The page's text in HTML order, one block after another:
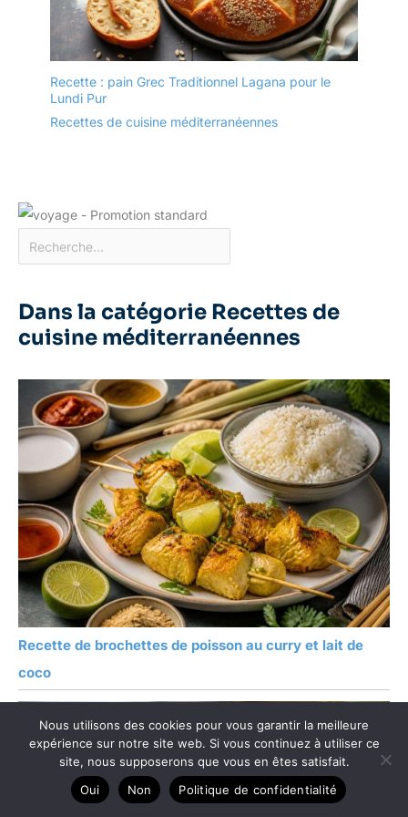
【Polyvalent】Ces bols à
soupe UNICASA sont
sûrs pour le micro-
vaisselle et le
souhaitiez réchauffer,
Recette : pain Grec Traditionnel Lagana pour le
Lundi Pur
Recettes de cuisine méditerranéennes
Dans la catégorie Recettes de
cuisine méditerranéennes
Recette de brochettes de poisson au curry et lait de
coco
Nous utilisons des cookies pour vous garantir la meilleure
expérience sur notre site web. Si vous continuez à utiliser ce
site, nous supposerons que vous en êtes satisfait.
Oui
Non Politique de confidentialité